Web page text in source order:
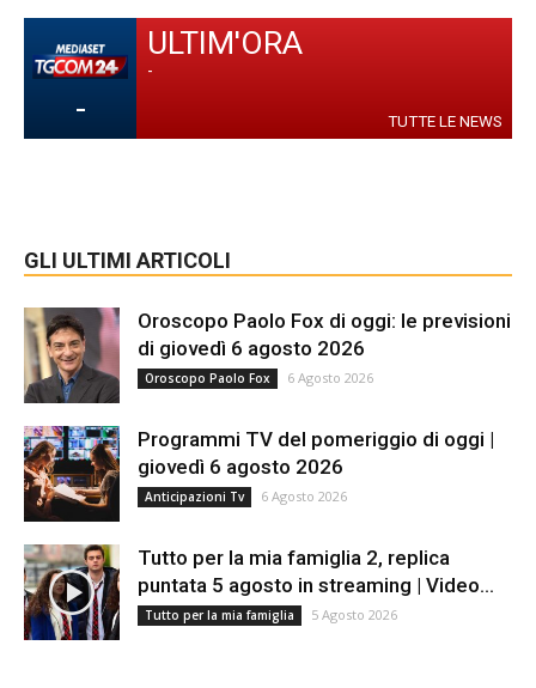
-
ULTIM'ORA
-
TUTTE LE NEWS
GLI ULTIMI ARTICOLI
Oroscopo Paolo Fox di oggi: le previsioni
di giovedì 6 agosto 2026
Oroscopo Paolo Fox 6 Agosto 2026
Programmi TV del pomeriggio di oggi |
giovedì 6 agosto 2026
Anticipazioni Tv 6 Agosto 2026
Tutto per la mia famiglia 2, replica
puntata 5 agosto in streaming | Video...
Tutto per la mia famiglia 5 Agosto 2026